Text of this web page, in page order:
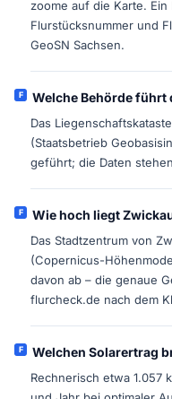
zoome auf die Karte.
Flurstücksnummer und
GeoSN Sachsen.
Welche Behörde führt
Das
(Staatsbetrieb
geführt; die Daten
Wie hoch liegt
Das Stadtzentrum von
(Copernicus-
davon ab – die genaue
flurcheck.de nach dem
Welchen Solarertrag
Rechnerisch etwa 1.057